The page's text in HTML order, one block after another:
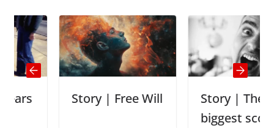
Story | Free Will
Story | The
biggest scolding